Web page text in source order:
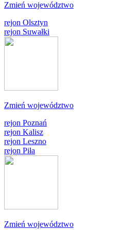
Zmień województwo
rejon Olsztyn
rejon Suwałki
Zmień województwo
rejon Poznań
rejon Kalisz
rejon Leszno
rejon Piła
Zmień województwo